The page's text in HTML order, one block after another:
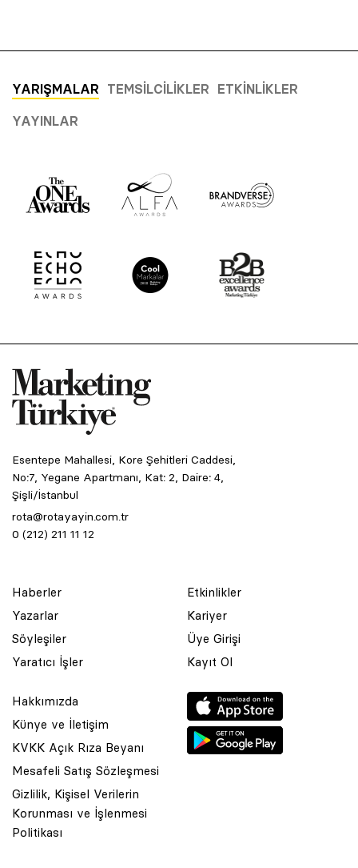
YARIŞMALAR TEMSILCILIKLER ETKINLIKLER
YAYINLAR
Esentepe Mahallesi, Kore Şehitleri Caddesi,
No:7, Yegane Apartmanı, Kat: 2, Daire: 4,
Şişli/İstanbul
rota@rotayayin.com.tr
0 (212) 211 11 12
Haberler
Yazarlar
Söyleşiler
Yaratıcı İşler
Etkinlikler
Kariyer
Üye Girişi
Kayıt Ol
Hakkımızda
Künye ve İletişim
KVKK Açık Rıza Beyanı
Mesafeli Satış Sözleşmesi
Gizlilik, Kişisel Verilerin
Korunması ve İşlenmesi
Politikası
© 2001 Rota Yayın Yapım Tanıtım Tic. Ltd. Şti. Bu Sitede Bulunan